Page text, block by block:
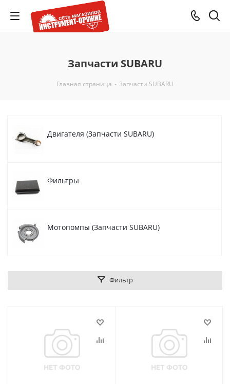
Запчасти SUBARU
Главная страница - Запчасти SUBARU
Двигателя (Запчасти SUBARU)
Фильтры
Мотопомпы (Запчасти SUBARU)
Фильтр